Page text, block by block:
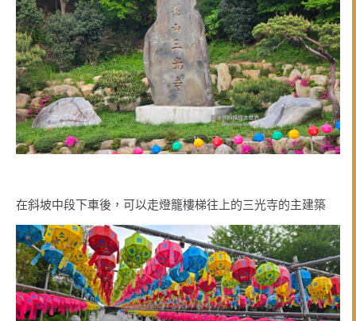
在斜坡中段下車後，可以走燈籠樓梯往上的三光寺的主建築